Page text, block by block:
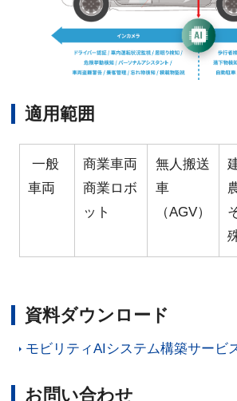
適用範囲
一般
車両
商業車両
商業ロボ
ット
無人搬送
車
（AGV）
資料ダウンロード
モビリティAIシステム構築サービ
お問い合わせ